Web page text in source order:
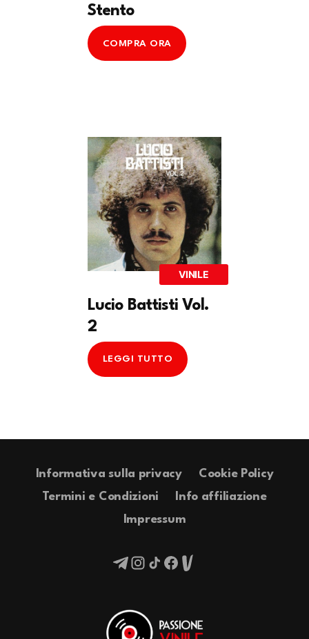
Stento
COMPRA ORA
VINILE
Lucio Battisti Vol.
2
LEGGI TUTTO
Informativa sulla privacy
Cookie Policy
Termini e Condizioni
Info affiliazione
Impressum